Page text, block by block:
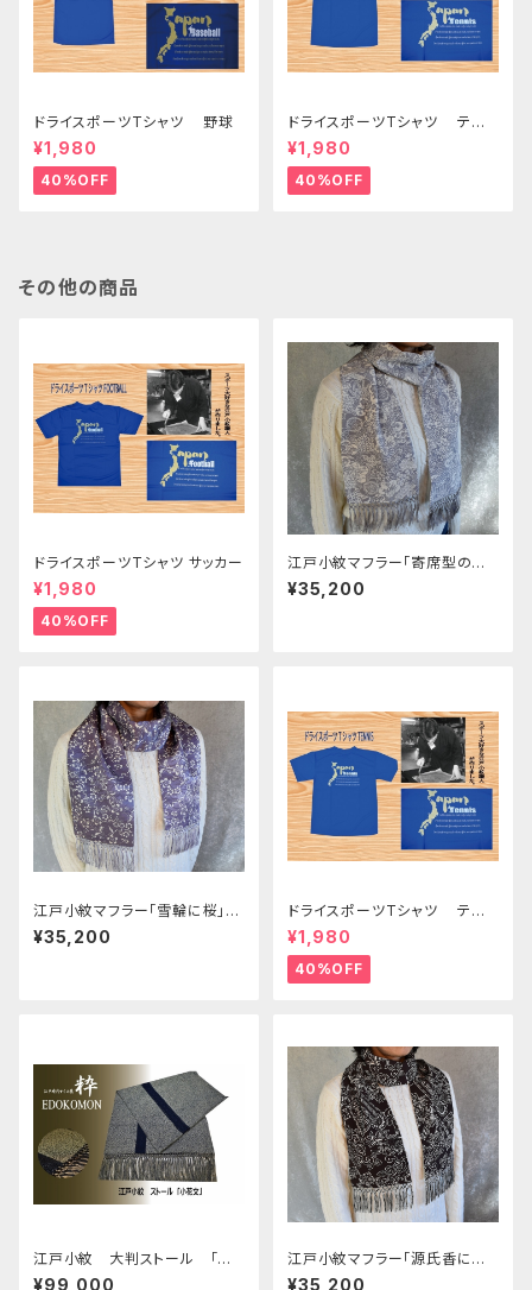
ドライスポーツTシャツ 野球
¥1,980
40%OFF
ドライスポーツTシャツ テニ
ス
¥1,980
40%OFF
その他の商品
ドライスポーツTシャツ サッカー
¥1,980
40%OFF
江戸小紋マフラー「寄席型の梅」
グレー地 男性女性３０代４０代
５０代６０代プレゼント誕生日プ
¥35,200
江戸小紋マフラー「雪輪に桜」薄
紫地 男性女性３０代４０代５０
代６０代プレゼント誕生日プレゼ
¥35,200
ドライスポーツTシャツ テニ
ス
¥1,980
40%OFF
江戸小紋 大判ストール 「小
花文」 黄色目黒地
¥99,000
江戸小紋マフラー「源氏香に菊」
濃茶地 男性女性３０代４０代５
¥35,200